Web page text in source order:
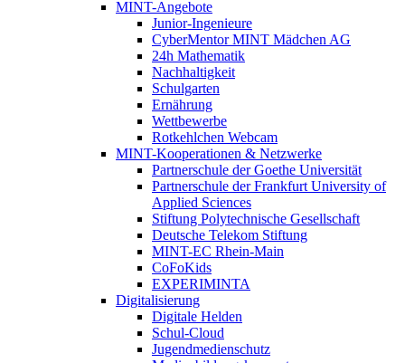
MINT-Angebote
Junior-Ingenieure
CyberMentor MINT Mädchen AG
24h Mathematik
Nachhaltigkeit
Schulgarten
Ernährung
Wettbewerbe
Rotkehlchen Webcam
MINT-Kooperationen & Netzwerke
Partnerschule der Goethe Universität
Partnerschule der Frankfurt University of
Applied Sciences
Stiftung Polytechnische Gesellschaft
Deutsche Telekom Stiftung
MINT-EC Rhein-Main
CoFoKids
EXPERIMINTA
Digitalisierung
Digitale Helden
Schul-Cloud
Jugendmedienschutz